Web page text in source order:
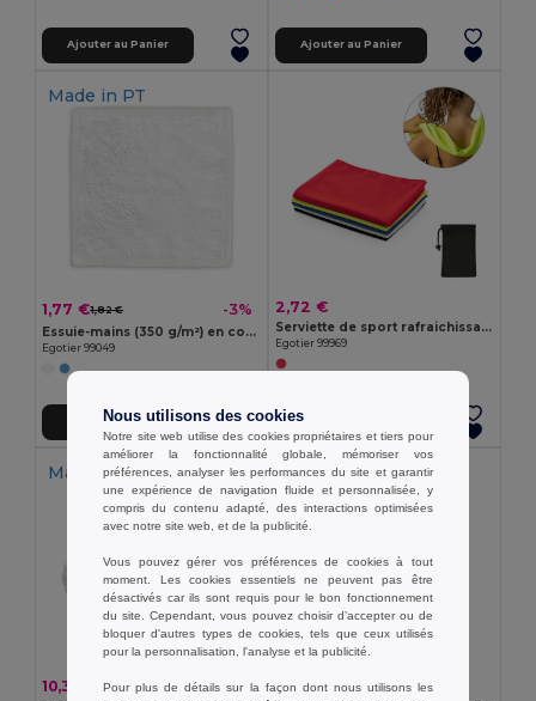
Ajouter au Panier Ajouter au Panier
Made in PT
1,77 €1,82 € -3%
Essuie-mains (350 g/m²) en coton (82%) et coton recyclé (18%)
Egotier 99049
Ajouter au Panier
2,72 €
Serviette de sport rafraichissante en polyester recyclé (100% rPET) avec pochette en non-tissé
Egotier 99969
Ajouter au Panier
Made in ES
10,30 € 17,76 € -42%
Made in PT
7,35 €
Nous utilisons des cookies
Notre site web utilise des cookies propriétaires et tiers pour
améliorer la fonctionnalité globale, mémoriser vos
préférences, analyser les performances du site et garantir
une expérience de navigation fluide et personnalisée, y
compris du contenu adapté, des interactions optimisées
avec notre site web, et de la publicité.
Vous pouvez gérer vos préférences de cookies à tout
moment. Les cookies essentiels ne peuvent pas être
désactivés car ils sont requis pour le bon fonctionnement
du site. Cependant, vous pouvez choisir d’accepter ou de
bloquer d'autres types de cookies, tels que ceux utilisés
pour la personnalisation, l'analyse et la publicité.
Pour plus de détails sur la façon dont nous utilisons les